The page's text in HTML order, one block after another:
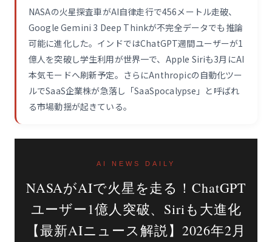
NASAの火星探査車がAI自律走行で456メートル走破、
Google Gemini 3 Deep Thinkが不完全データでも推論
可能に進化した。インドではChatGPT週間ユーザーが1
億人を突破し学生利用が世界一で、Apple Siriも3月にAI
本気モードへ刷新予定。さらにAnthropicの自動化ツー
ルでSaaS企業株が急落し「SaaSpocalypse」と呼ばれ
る市場動揺が起きている。
AI NEWS DAILY
NASAがAIで火星を走る！ChatGPT
ユーザー1億人突破、Siriも大進化
【最新AIニュース解説】2026年2月